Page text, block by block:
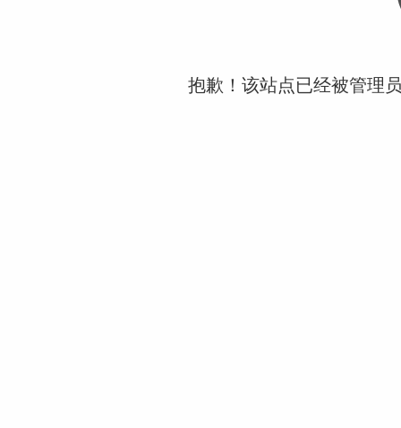
抱歉！该站点已经被管理